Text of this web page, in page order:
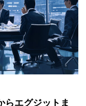
らエグジットま